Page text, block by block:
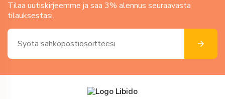
Tilaa uutiskirjeemme ja saa 3% alennus seuraavasta
tilauksestasi.